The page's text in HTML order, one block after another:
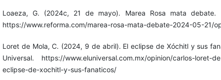
Loaeza, G. (2024c, 21 de mayo). Marea Rosa mata debate.
https://www.reforma.com/marea-rosa-mata-debate-2024-05-21/
Loret de Mola, C. (2024, 9 de abril). El eclipse de Xóchitl y sus
Universal. https://www.eluniversal.com.mx/opinion/carlos-loret-
eclipse-de-xochitl-y-sus-fanaticos/